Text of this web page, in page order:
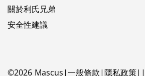
關於利氏兄弟
安全性建議
©2026 Mascus 一般條款 隱私政策